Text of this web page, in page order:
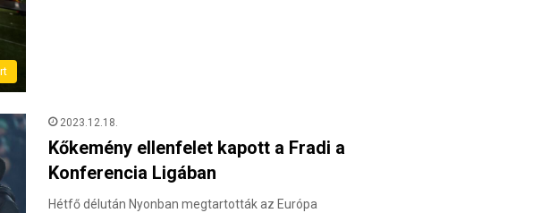
2023.12.18.
Kőkemény ellenfelet kapott a Fradi a
Konferencia Ligában
Hétfő délután Nyonban megtartották az Európa